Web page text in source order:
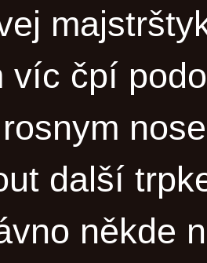
víc čpí
další
někde